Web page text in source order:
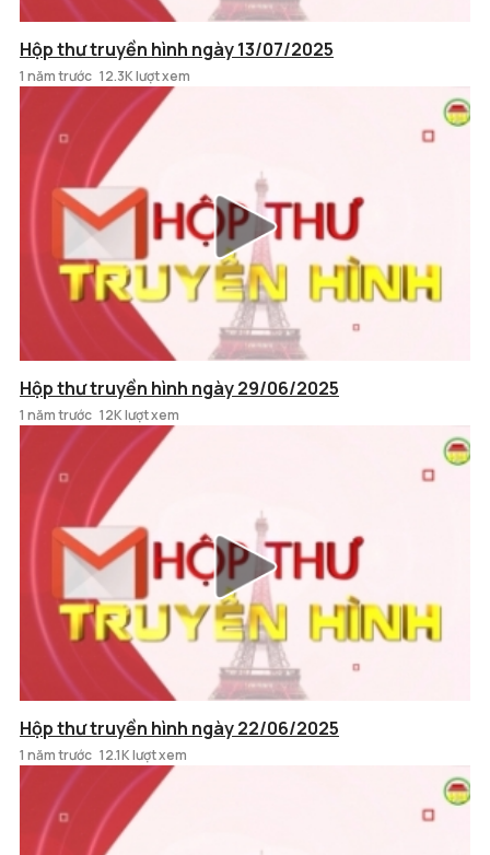
Hộp thư truyền hình ngày 13/07/2025
1 năm trước 12.3K lượt xem
Hộp thư truyền hình ngày 29/06/2025
1 năm trước 12K lượt xem
Hộp thư truyền hình ngày 22/06/2025
1 năm trước 12.1K lượt xem